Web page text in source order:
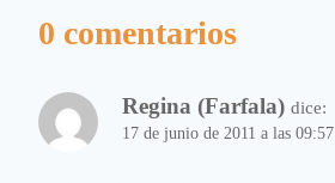
0 comentarios
Regina (Farfala) dice:
17 de junio de 2011 a las 09:57